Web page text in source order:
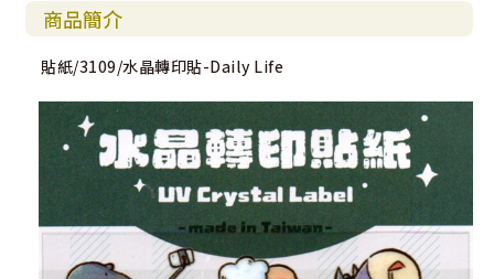
商品簡介
貼紙/3109/水晶轉印貼-Daily Life